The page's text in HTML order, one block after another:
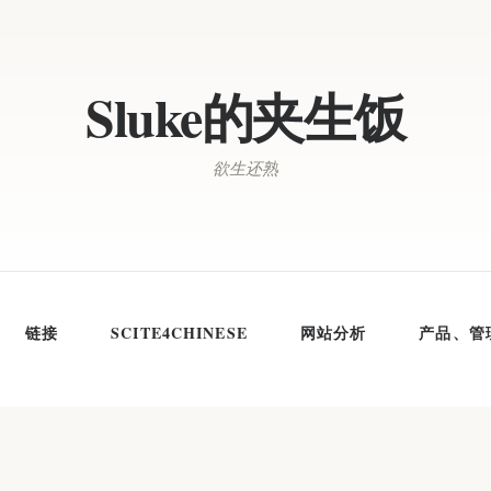
Sluke的夹生饭
欲生还熟
链接 SCITE4CHINESE 网站分析 产品、管